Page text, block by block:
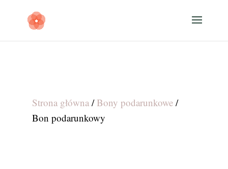
Strona główna/Bony podarunkowe/
Bon podarunkowy